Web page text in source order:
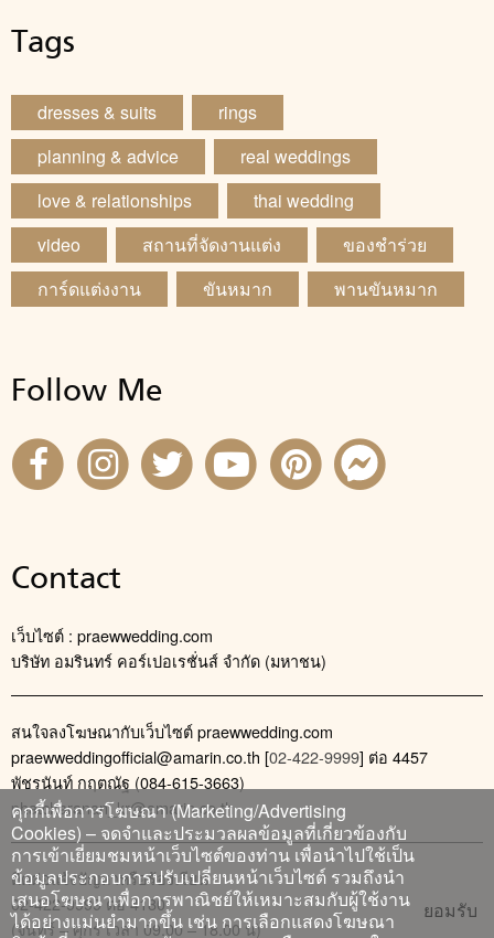
Tags
dresses & suits
rings
planning & advice
real weddings
love & relationships
thai wedding
video
สถานที่จัดงานแต่ง
ของชำร่วย
การ์ดแต่งงาน
ขันหมาก พานขันหมาก
Follow Me
Contact
เว็บไซต์ : praewwedding.com
บริษัท อมรินทร์ คอร์เปอเรชั่นส์ จำกัด (มหาชน)
สนใจลงโฆษณากับเว็บไซต์ praewwedding.com
praewweddingofficial@amarin.co.th [02-422-9999] ต่อ 4457
พัชรนันท์ กฤตณัฐ (084-615-3663)
phatcharanan_kr@amarin.co.th
ติดต่อแจ้งปัญหาหรือร้องเรียน
02-422-9999 ต่อ 4180
(จันทร์ – ศุกร์ เวลา 09.00 – 18.00 น)
คุกกี้เพื่อการโฆษณา (Marketing/Advertising
Cookies) – จดจำและประมวลผลข้อมูลที่เกี่ยวข้องกับ
การเข้าเยี่ยมชมหน้าเว็บไซต์ของท่าน เพื่อนำไปใช้เป็น
ข้อมูลประกอบการปรับเปลี่ยนหน้าเว็บไซต์ รวมถึงนำ
เสนอโฆษณาเพื่อการพาณิชย์ให้เหมาะสมกับผู้ใช้งาน
ได้อย่างแม่นยำมากขึ้น เช่น การเลือกแสดงโฆษณา
ยอมรับ